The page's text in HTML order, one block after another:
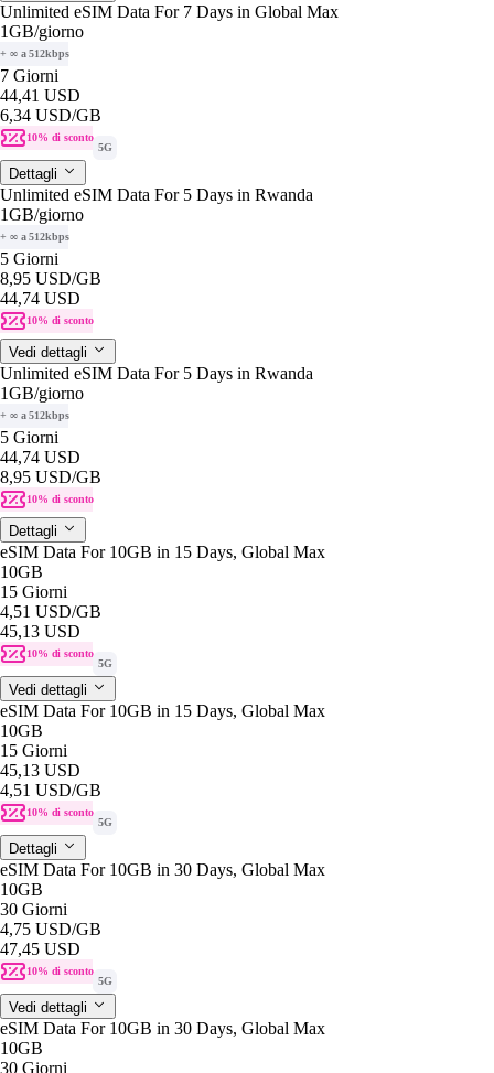
Unlimited eSIM Data For 7 Days in Global Max
1GB/giorno
+ ∞ a 512kbps
7 Giorni
44,41 USD
6,34 USD/GB
10% di sconto
5G
Dettagli
Unlimited eSIM Data For 5 Days in Rwanda
1GB/giorno
+ ∞ a 512kbps
5 Giorni
8,95 USD/GB
44,74 USD
10% di sconto
Vedi dettagli
Unlimited eSIM Data For 5 Days in Rwanda
1GB/giorno
+ ∞ a 512kbps
5 Giorni
44,74 USD
8,95 USD/GB
10% di sconto
Dettagli
eSIM Data For 10GB in 15 Days, Global Max
10GB
15 Giorni
4,51 USD/GB
45,13 USD
10% di sconto
5G
Vedi dettagli
eSIM Data For 10GB in 15 Days, Global Max
10GB
15 Giorni
45,13 USD
4,51 USD/GB
10% di sconto
5G
Dettagli
eSIM Data For 10GB in 30 Days, Global Max
10GB
30 Giorni
4,75 USD/GB
47,45 USD
10% di sconto
5G
Vedi dettagli
eSIM Data For 10GB in 30 Days, Global Max
10GB
30 Giorni